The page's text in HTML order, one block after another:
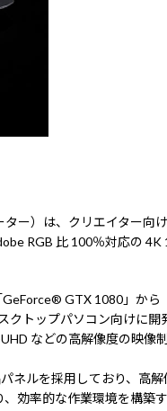
ー）は、クリエイター向
RGB 比 100％対応の 4K
GTX 1080」から
クトップパソコン向けに開
などの高解像度の映像
ネルを採用しており、高
効率的な作業環境を構築